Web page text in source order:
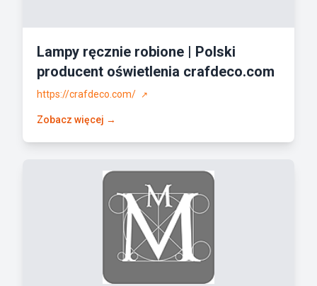
Lampy ręcznie robione | Polski
producent oświetlenia crafdeco.com
https://crafdeco.com/ ↗
Zobacz więcej →